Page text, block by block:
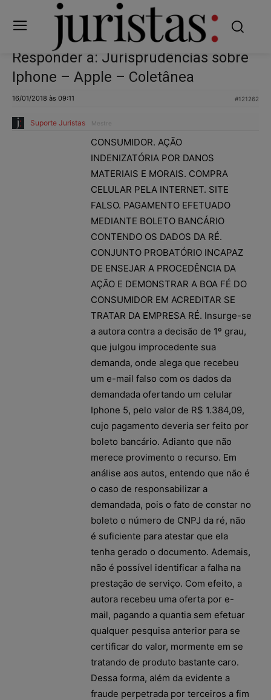
Responder a: Jurisprudências sobre
Iphone – Apple – Coletânea
16/01/2018 às 09:11 #121262
Suporte Juristas Mestre
CONSUMIDOR. AÇÃO
INDENIZATÓRIA POR DANOS
MATERIAIS E MORAIS. COMPRA
CELULAR PELA INTERNET. SITE
FALSO. PAGAMENTO EFETUADO
MEDIANTE BOLETO BANCÁRIO
CONTENDO OS DADOS DA RÉ.
CONJUNTO PROBATÓRIO INCAPAZ
DE ENSEJAR A PROCEDÊNCIA DA
AÇÃO E DEMONSTRAR A BOA FÉ DO
CONSUMIDOR EM ACREDITAR SE
TRATAR DA EMPRESA RÉ. Insurge-se
a autora contra a decisão de 1º grau,
que julgou improcedente sua
demanda, onde alega que recebeu
um e-mail falso com os dados da
demandada ofertando um celular
Iphone 5, pelo valor de R$ 1.384,09,
cujo pagamento deveria ser feito por
boleto bancário. Adianto que não
merece provimento o recurso. Em
análise aos autos, entendo que não é
o caso de responsabilizar a
demandada, pois o fato de constar no
boleto o número de CNPJ da ré, não
é suficiente para atestar que ela
tenha gerado o documento. Ademais,
não é possível identificar a falha na
prestação de serviço. Com efeito, a
autora recebeu uma oferta por e-
mail, pagando a quantia sem efetuar
qualquer pesquisa anterior para se
certificar do valor, mormente em se
tratando de produto bastante caro.
Dessa forma, além da evidente a
fraude perpetrada por terceiros a fim